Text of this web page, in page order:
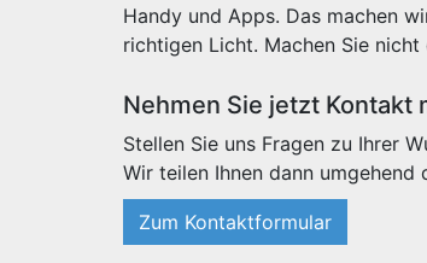
Handy und Apps. Das machen
richtigen Licht. Machen Sie
Nehmen Sie jetzt Kontakt
Stellen Sie uns Fragen zu Ihrer
Wir teilen Ihnen dann umgehend
Zum Kontaktformular